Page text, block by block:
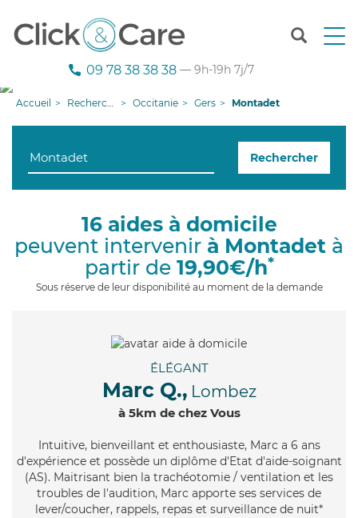
T
n
g
i
09 78 38 38 38 — 9h-19h 7j/7
Accueil Recherche aide à domicile Occitanie Gers Montadet
Rechercher
16 aides à domicile
peuvent intervenir à Montadet à
partir de 19,90€/h*
Sous réserve de leur disponibilité au moment de la demande
ÉLÉGANT
Marc Q., Lombez
à 5km de chez Vous
Intuitive, bienveillant et enthousiaste, Marc a 6 ans
d'expérience et possède un diplôme d'Etat d'aide-soignant
(AS). Maitrisant bien la trachéotomie / ventilation et les
troubles de l'audition, Marc apporte ses services de
lever/coucher, rappels, repas et surveillance de nuit*